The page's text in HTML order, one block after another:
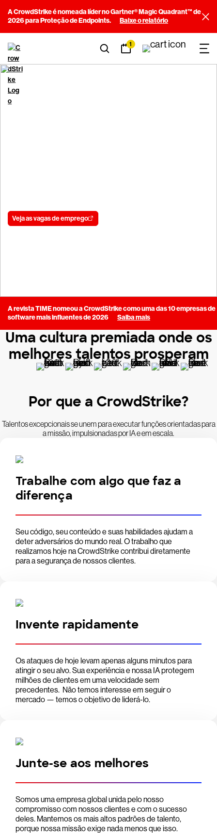
A CrowdStrike é nomeada líder no Gartner® Magic Quadrant™ de
2026 para Proteção de Endpoints.
Baixe o relatório
1
Veja as vagas de emprego
A revista TIME nomeou a CrowdStrike como uma das 10 empresas de
software mais influentes de 2026
Saiba mais
Uma cultura premiada onde os
melhores talentos prosperam
Por que a CrowdStrike?
Talentos excepcionais se unem para executar funções orientadas para
a missão, impulsionadas por IA e em escala.
Trabalhe com algo que faz a
diferença
Seu código, seu conteúdo e suas habilidades ajudam a
deter adversários do mundo real. O trabalho que
realizamos hoje na CrowdStrike contribui diretamente
para a segurança de nossos clientes.
Invente rapidamente
Os ataques de hoje levam apenas alguns minutos para
atingir o seu alvo. Sua experiência e nossa IA protegem
milhões de clientes em uma velocidade sem
precedentes. Não temos interesse em seguir o
mercado — temos o objetivo de liderá-lo.
Junte-se aos melhores
Somos uma empresa global unida pelo nosso
compromisso com nossos clientes e com o sucesso
deles. Mantemos os mais altos padrões de talento,
porque nossa missão exige nada menos que isso.